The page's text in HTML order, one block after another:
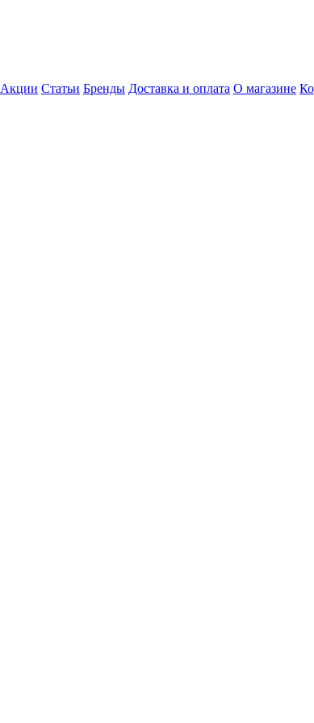
Акции Статьи Бренды Доставка и оплата О магазине